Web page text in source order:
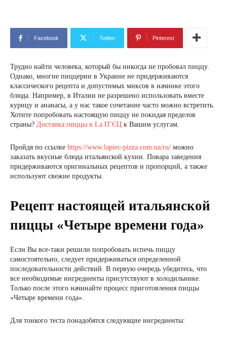
Facebook Twitter Pinterest
Трудно найти человека, который бы никогда не пробовал пиццу.
Однако, многие пиццерии в Украине не придерживаются
классического рецепта и допустимых миксов в начинке этого
блюда. Например, в Италии не разрешено использовать вместе
курицу и ананасы, а у нас такое сочетание часто можно встретить.
Хотите попробовать настоящую пиццу не покидая пределов
страны? Доставка пиццы в La П’ЄЦ к Вашим услугам.
Пройдя по ссылке https://www.lapiec-pizza.com.ua/ru/ можно
заказать вкусные блюда итальянской кухни. Повара заведения
придерживаются оригинальных рецептов и пропорций, а также
используют свежие продукты.
Рецепт настоящей итальянской
пиццы «Четыре времени года»
Если Вы все-таки решили попробовать испечь пиццу
самостоятельно, следует придерживаться определенной
последовательности действий. В первую очередь убедитесь, что
все необходимые ингредиенты присутствуют в холодильнике.
Только после этого начинайте процесс приготовления пиццы
«Четыре времени года».
Для тонкого теста понадобятся следующие ингредиенты: